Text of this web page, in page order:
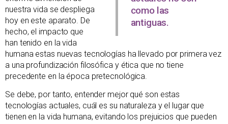
como las
antiguas.
nuestra vida se despliega
hoy en este aparato. De
hecho, el impacto que
han tenido en la vida
humana estas nuevas tecnologías ha llevado por primera vez
a una profundización filosófica y ética que no tiene
precedente en la época pretecnológica.
Se debe, por tanto, entender mejor qué son estas
tecnologías actuales, cuál es su naturaleza y el lugar que
tienen en la vida humana, evitando los prejuicios que pueden